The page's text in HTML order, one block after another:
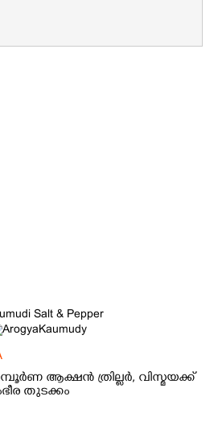
ആക്ഷൻ ത്രില്ലർ,​ വിസ്മയക്ക്
തുടക്കം